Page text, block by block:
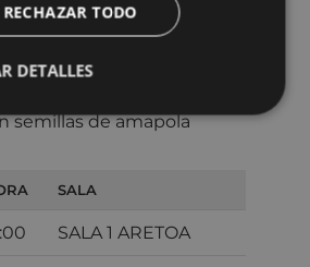
semillas de
SALA
SALA 1 ARETOA
RECHAZAR TODO
DETALLES